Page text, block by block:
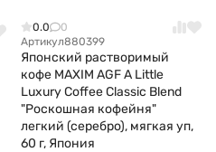
0.0
0
Артикул880399
Японский растворимый
кофе MAXIM AGF A Little
Luxury Coffee Classic Blend
"Роскошная кофейня"
легкий (серебро), мягкая уп,
60 г, Япония